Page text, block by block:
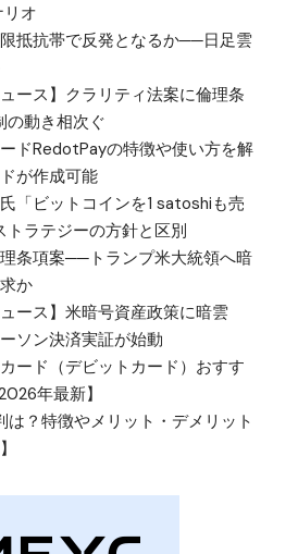
オ
抵抗帯で反発となるか──日足雲
ース】クラリティ法案に倫理条
動き相次ぐ
ドRedotPayの特徴や使い方を解
が作成可能
「ビットコインを1 satoshiも売
ラテジーの方針と区別
条項案──トランプ米大統領へ暗
か
ース】米暗号資産政策に暗雲
ソン決済実証が始動
ード（デビットカード）おすす
年最新】
は？特徴やメリット・デメリット